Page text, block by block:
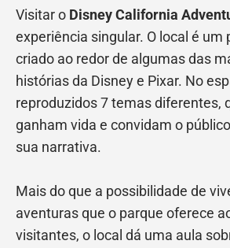
Visitar o Disney California
experiência singular. O local é
criado ao redor de algumas das
histórias da Disney e Pixar. No
reproduzidos 7 temas diferentes,
ganham vida e convidam o
sua narrativa.
Mais do que a possibilidade de
aventuras que o parque oferece
visitantes, o local dá uma aula